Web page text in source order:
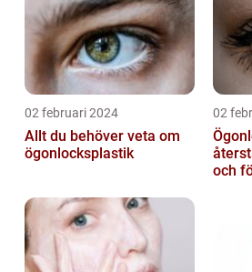
02 februari 2024
Allt du behöver veta om
ögonlocksplastik
02
och